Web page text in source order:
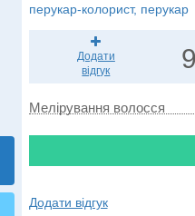
перукар-колорист, перукар
Додати
відгук
Мелірування волосся
Додати відгук